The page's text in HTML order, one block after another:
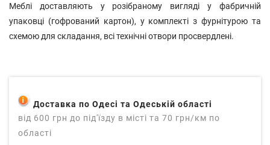
Доставка по Одесі та Одеській області
від 600 грн до під'їзду в місті та 70 грн/км по
області
Меблі доставляють у розібраному вигляді у фабричній
упаковці (гофрований картон), у комплекті з фурнітурою та
схемою для складання, всі технічні отвори просвердлені.